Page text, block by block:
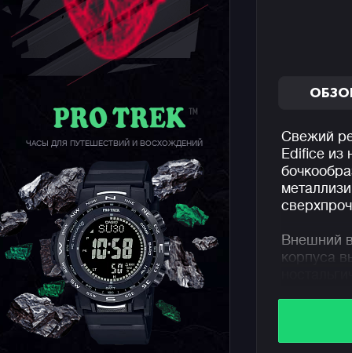
ЧАСЫ ДЛЯ ПУТЕШЕСТВИЙ И ВОСХОЖДЕНИЙ
Свежий
Edifice из
Внешний
корпуса
прошлого.